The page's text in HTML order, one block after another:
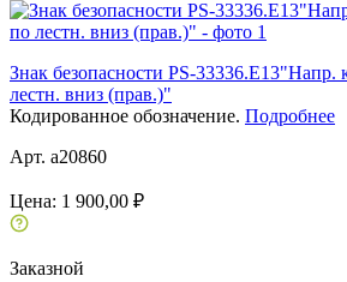
Знак безопасности PS-33336.E13"Напр.
лестн. вниз (прав.)"
Кодированное обозначение. Подробнее
Арт. a20860
Цена: 1 900,00 ₽
Заказной